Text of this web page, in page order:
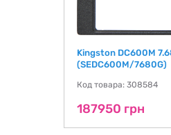
Kingston DC600M
(SEDC600M/7680G)
Код товара: 308584
187950 грн